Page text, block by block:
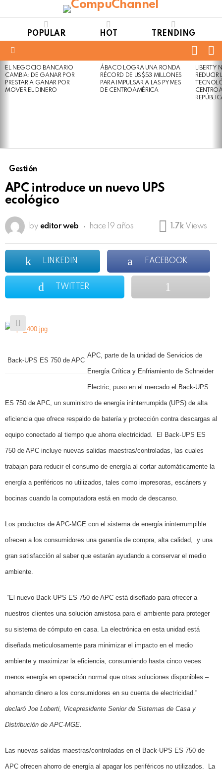
POPULAR HOT TRENDING
LATEST
STORIES
EL NEGOCIO BANCARIO
CAMBIA: DE GANAR POR
PRESTAR A GANAR POR
MOVER EL DINERO
Not
Safe
For
Click
to
view
ÁBACO LOGRA UNA RONDA
RÉCORD DE US$53 MILLONES
PARA IMPULSAR A LAS PYMES
DE CENTROAMÉRICA
LIBERTY
REDUCIR
Gestión
APC introduce un nuevo UPS
ecológico
by editor web hace 19 años 1.7k Views
LINKEDIN FACEBOOK
TWITTER
Back-UPS ES 750 de APC
APC, parte de la unidad de Servicios de
Energía Crítica y Enfriamiento de Schneider
Electric, puso en el mercado el Back-UPS
ES 750 de APC, un suministro de energía ininterrumpida (UPS) de alta
eficiencia que ofrece respaldo de batería y protección contra descargas al
equipo conectado al tiempo que ahorra electricidad. El Back-UPS ES
750 de APC incluye nuevas salidas maestras/controladas, las cuales
trabajan para reducir el consumo de energía al cortar automáticamente la
energía a periféricos no utilizados, tales como impresoras, escáners y
bocinas cuando la computadora está en modo de descanso.
Los productos de APC-MGE con el sistema de energía ininterrumpible
ofrecen a los consumidores una garantía de compra, alta calidad, y una
gran satisfacción al saber que estarán ayudando a conservar el medio
ambiente.
“El nuevo Back-UPS ES 750 de APC está diseñado para ofrecer a
nuestros clientes una solución amistosa para el ambiente para proteger
su sistema de cómputo en casa. La electrónica en esta unidad está
diseñada meticulosamente para minimizar el impacto en el medio
ambiente y maximizar la eficiencia, consumiendo hasta cinco veces
menos energía en operación normal que otras soluciones disponibles –
ahorrando dinero a los consumidores en su cuenta de electricidad.”
declaró Joe Loberti, Vicepresidente Senior de Sistemas de Casa y
Distribución de APC-MGE.
Las nuevas salidas maestras/controladas en el Back-UPS ES 750 de
APC ofrecen ahorro de energía al apagar los periféricos no utilizados. La